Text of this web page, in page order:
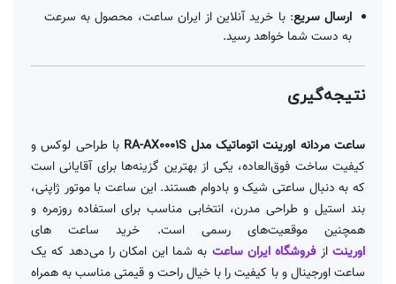
ارسال سریع: با خرید آنلاین از ایران ساعت، محصول به سرعت
به دست شما خواهد رسید.
نتیجه‌گیری
ساعت مردانه اورینت اتوماتیک مدل RA-AX0001S
با طراحی لوکس و
کیفیت ساخت فوق‌العاده، یکی از بهترین گزینه‌ها برای آقایانی است
که به دنبال ساعتی شیک و بادوام هستند. این ساعت با موتور ژاپنی،
بند استیل و طراحی مدرن، انتخابی مناسب برای استفاده روزمره و
همچنین موقعیت‌های رسمی است. خرید ساعت های
اورینت ازفروشگاه ایران ساعت به شما این امکان را می‌دهد که یک
ساعت اورجینال و با کیفیت را با خیال راحت و قیمتی مناسب به همراه